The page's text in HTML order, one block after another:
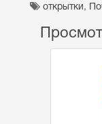
открытки,